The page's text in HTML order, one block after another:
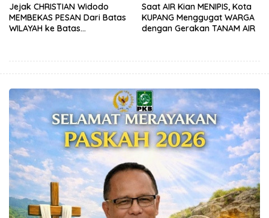
Jejak CHRISTIAN Widodo
MEMBEKAS PESAN Dari Batas
WILAYAH ke Batas
Saat AIR Kian MENIPIS, Kota
KUPANG Menggugat WARGA
dengan Gerakan TANAM AIR